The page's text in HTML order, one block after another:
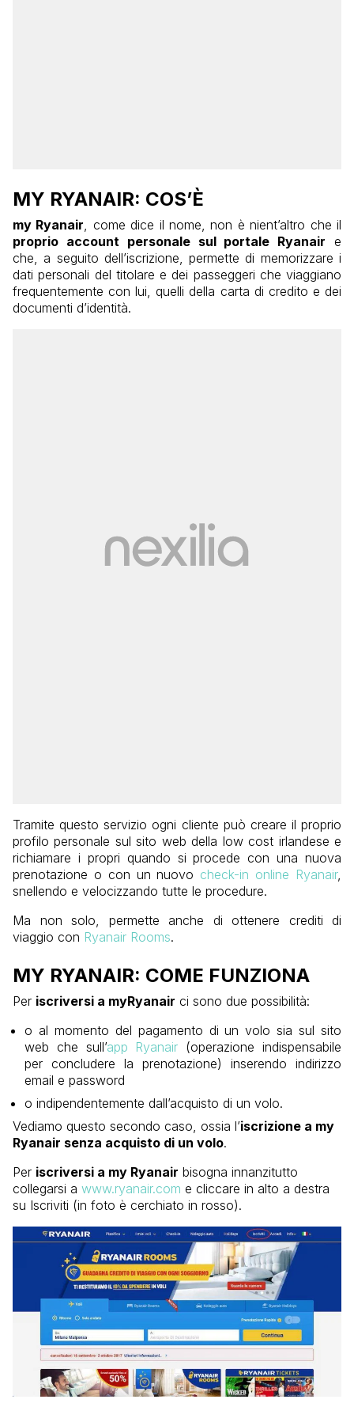
MY RYANAIR: COS’È
my Ryanair, come dice il nome, non è nient’altro che il
proprio account personale sul portale Ryanair e
che, a seguito dell’iscrizione, permette di memorizzare i
dati personali del titolare e dei passeggeri che viaggiano
frequentemente con lui, quelli della carta di credito e dei
documenti d’identità.
Tramite questo servizio ogni cliente può creare il proprio
profilo personale sul sito web della low cost irlandese e
richiamare i propri quando si procede con una nuova
prenotazione o con un nuovo check-in online Ryanair,
snellendo e velocizzando tutte le procedure.
Ma non solo, permette anche di ottenere crediti di
viaggio con Ryanair Rooms.
MY RYANAIR: COME FUNZIONA
Per iscriversi a myRyanair ci sono due possibilità:
o al momento del pagamento di un volo sia sul sito
web che sull’app Ryanair (operazione indispensabile
per concludere la prenotazione) inserendo indirizzo
email e password
o indipendentemente dall’acquisto di un volo.
Vediamo questo secondo caso, ossia l’iscrizione a my
Ryanair senza acquisto di un volo.
Per iscriversi a my Ryanair bisogna innanzitutto
collegarsi a www.ryanair.com e cliccare in alto a destra
su Iscriviti (in foto è cerchiato in rosso).